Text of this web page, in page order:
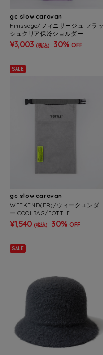
go slow caravan
Finissage/フィニサージュ フラッ
シュクリア保冷ショルダー
¥3,003 (税込) 30% OFF
SALE
go slow caravan
WEEKEND(ER)/ウィークエンダ
ー COOLBAG/BOTTLE
¥1,540 (税込) 30% OFF
SALE